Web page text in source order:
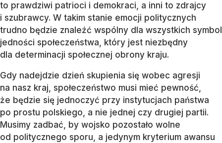
to prawdziwi patrioci i demokraci, a inni to zdrajcy
i szubrawcy. W takim stanie emocji politycznych
trudno będzie znaleźć wspólny dla wszystkich symbol
jedności społeczeństwa, który jest niezbędny
dla determinacji społecznej obrony kraju.
Gdy nadejdzie dzień skupienia się wobec agresji
na nasz kraj, społeczeństwo musi mieć pewność,
że będzie się jednoczyć przy instytucjach państwa
po prostu polskiego, a nie jednej czy drugiej partii.
Musimy zadbać, by wojsko pozostało wolne
od politycznego sporu, a jedynym kryterium awansu